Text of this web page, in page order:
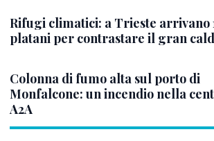
Rifugi climatici: a Trieste arrivano
platani per contrastare il gran
Colonna di fumo alta sul porto di
Monfalcone: un incendio nella
A2A